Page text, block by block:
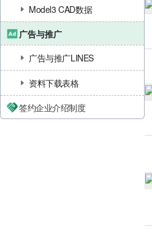
Model3 CAD数据
广告与推广
广告与推广LINES
资料下载表格
签约企业介绍制度